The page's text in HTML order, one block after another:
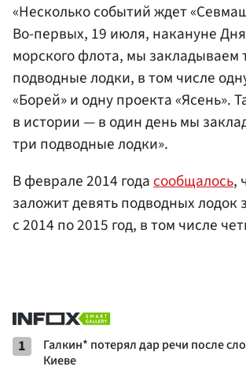
«Несколько событий ждет
Во-первых, 19 июля, накануне
морского флота, мы закладываем
подводные лодки, в том числе
«Борей» и одну проекта «Ясень».
в истории — в один день мы
три подводные лодки».
В феврале 2014 годасообщалось,
заложит девять подводных лодок
с 2014 по 2015 год, в том числе
1
Галкин* потерял дар речи после
Киеве